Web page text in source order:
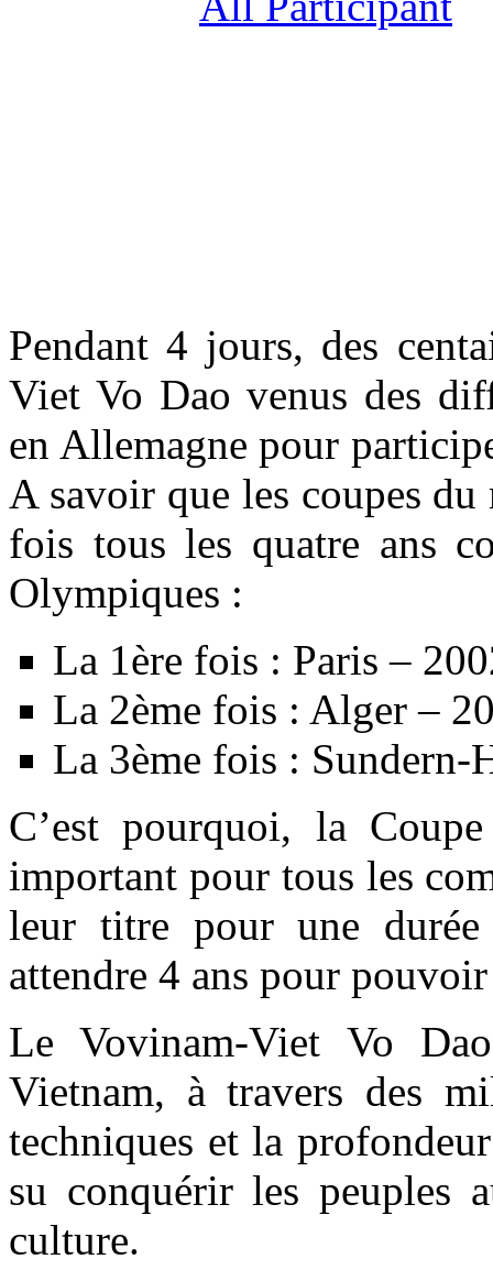
Pendant 4 jours, des
Viet Vo Dao venus des
en Allemagne pour
A savoir que les coupes du
fois tous les quatre ans
Olympiques :
La 1ère fois : Paris –
La 2ème fois : Alger –
La 3ème fois : Sundern-
C’est pourquoi, la
important pour tous les
leur titre pour une
attendre 4 ans pour
Le Vovinam-Viet Vo
Vietnam, à travers des
techniques et la
su conquérir les peuples
culture.